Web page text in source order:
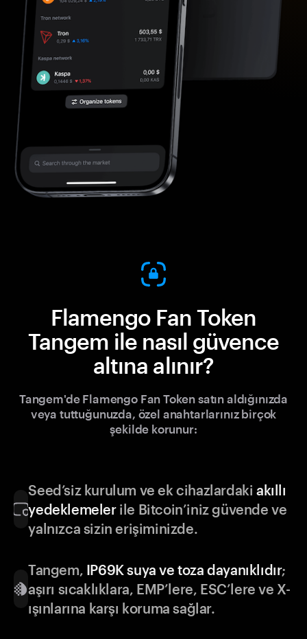
Flamengo Fan Token
Tangem ile nasıl güvence
altına alınır?
Tangem'de Flamengo Fan Token satın aldığınızda
veya tuttuğunuzda, özel anahtarlarınız birçok
şekilde korunur:
Seed’siz kurulum ve ek cihazlardakiakıllı
yedeklemelerile Bitcoin’iniz güvende ve
yalnızca sizin erişiminizde.
Tangem, IP69K suya ve toza dayanıklıdır;
aşırı sıcaklıklara, EMP’lere, ESC’lere ve X-
ışınlarına karşı koruma sağlar.